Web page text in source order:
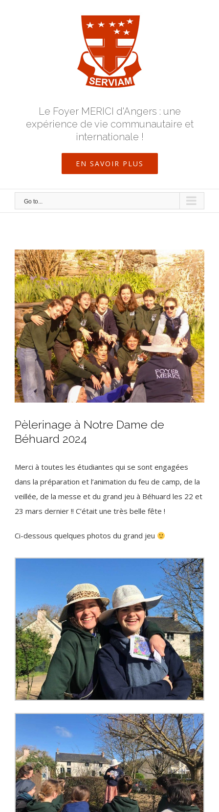
Le Foyer MERICI d'Angers : une
expérience de vie communautaire et
internationale !
EN SAVOIR PLUS
Go to...
View
Larger
Image
Pèlerinage à Notre Dame de
Béhuard 2024
Merci à toutes les étudiantes qui se sont engagées
dans la préparation et l’animation du feu de camp, de la
veillée, de la messe et du grand jeu à Béhuard les 22 et
23 mars dernier !! C’était une très belle fête !
Ci-dessous quelques photos du grand jeu